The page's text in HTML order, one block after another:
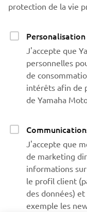
protection de la vie
J'accepte que
personnelles
de
intérêts afin de
de Yamaha
J'accepte que
de marketing
informations
le profil client
des données)
exemple les